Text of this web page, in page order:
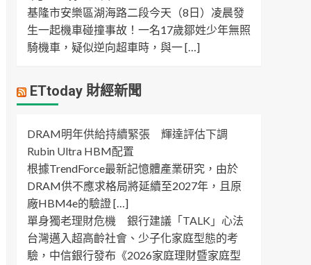
基隆市安樂區湖海路二段今天（8日）凌晨發
生一起機車碰撞事故！一名17歲鄒姓少年無照
騎機車，疑似逆向超車時，與一 […]
ETtoday 財經新聞
DRAM明年供給持續緊張 輝達評估下調
Rubin Ultra HBM配置
根據TrendForce最新記憶體產業研究，由於
DRAM供不應求格局將延續至2027年，且原
廠HBM4e的驗證 […]
單身獨老理財危機 銀行建議「TALK」心法
台灣邁入超高齡社會、少子化家庭型態的考
驗，中信銀行發布《2026家庭理財暨家庭型